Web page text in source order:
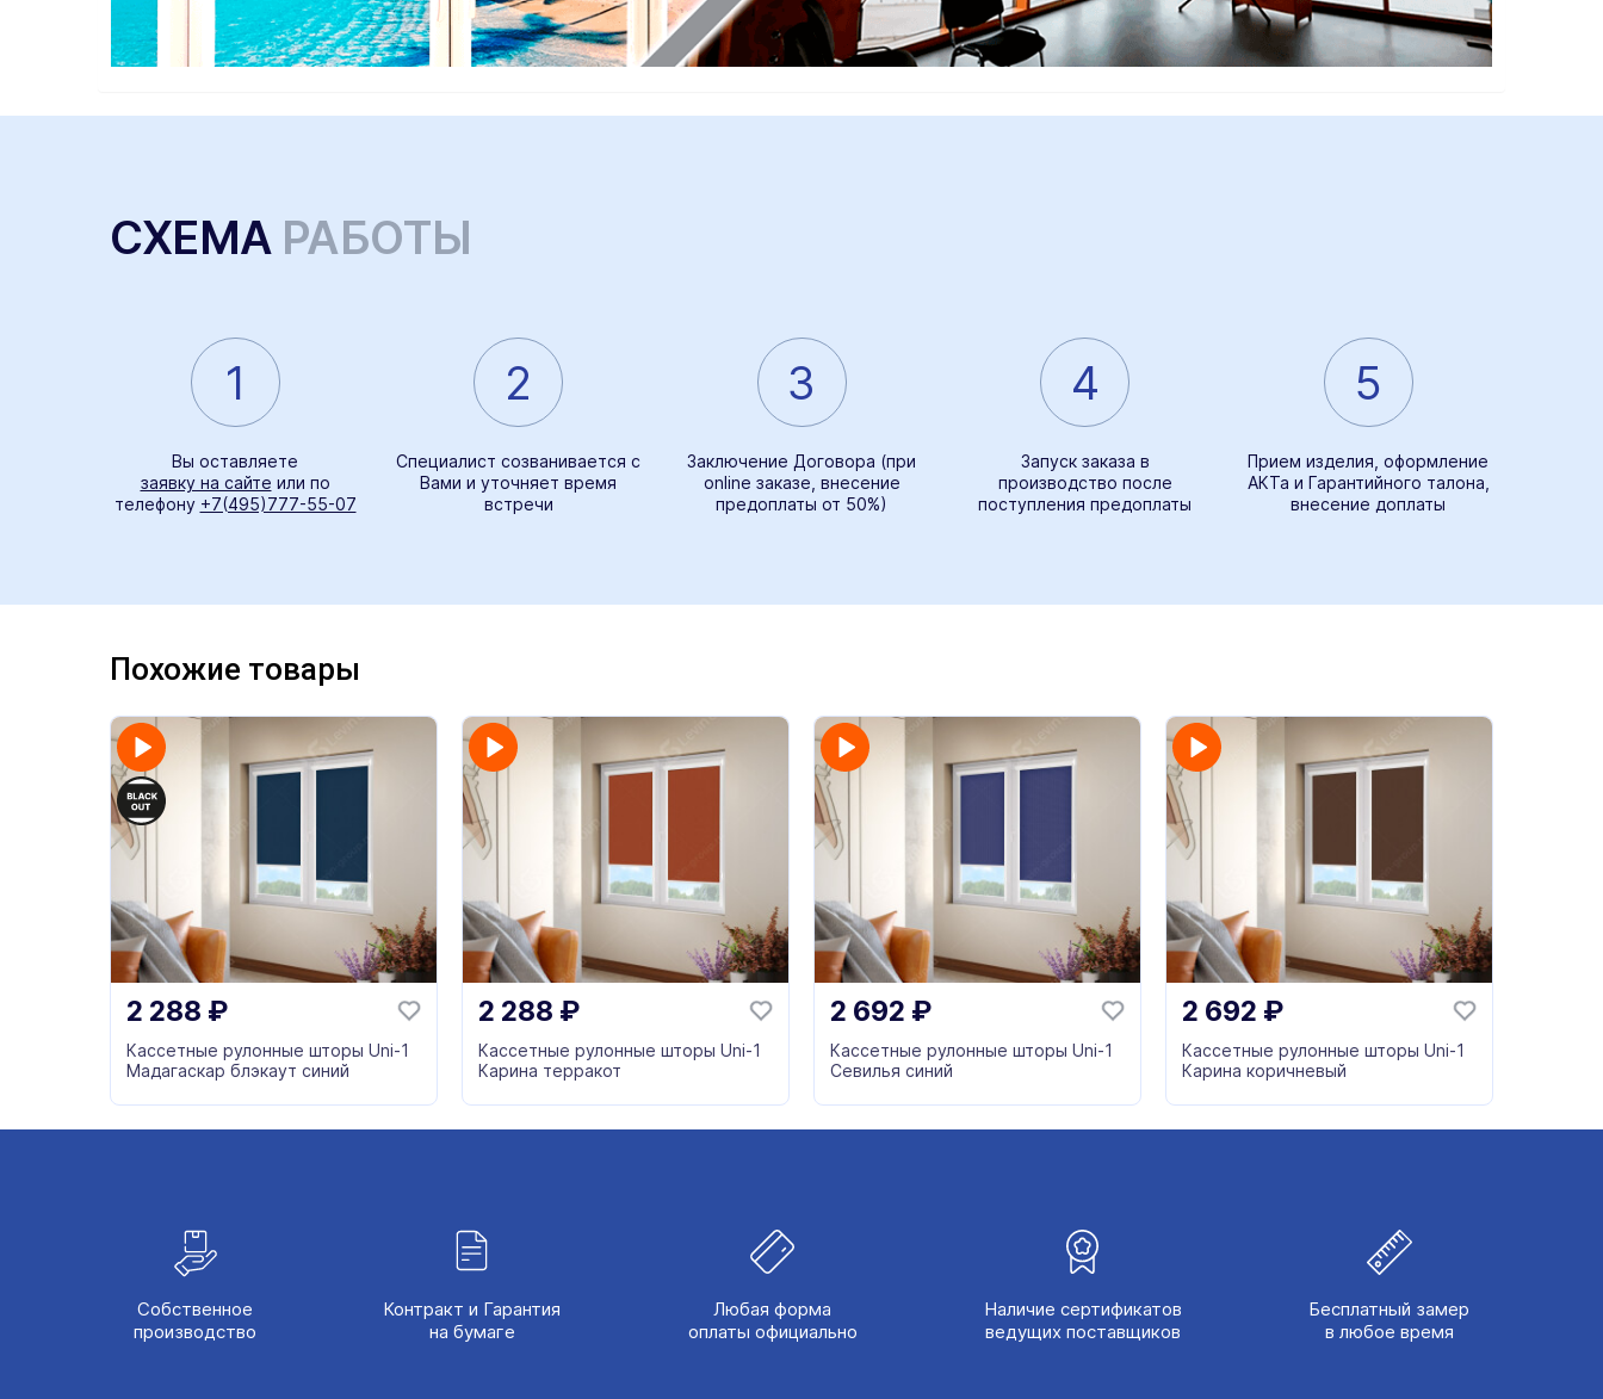
СХЕМА РАБОТЫ
1
Вы оставляете
заявку на сайте или по
телефону +7(495)777-55-07
2
Специалист созванивается с
Вами и уточняет время
встречи
3
Заключение Договора (при
online заказе, внесение
предоплаты от 50%)
4
Запуск заказа в
производство после
поступления предоплаты
5
Прием изделия, оформление
АКТа и Гарантийного талона,
внесение доплаты
Похожие товары
2 288 ₽
Кассетные рулонные шторы Uni-1
Мадагаскар блэкаут синий
2 288 ₽
Кассетные рулонные шторы Uni-1
Карина терракот
2 692 ₽
Кассетные рулонные шторы Uni-1
Севилья синий
2 692 ₽
Кассетные рулонные шторы Uni-1
Карина коричневый
Собственное
производство
Контракт и Гарантия
на бумаге
Любая форма
оплаты официально
Наличие сертификатов
ведущих поставщиков
Бесплатный замер
в любое время